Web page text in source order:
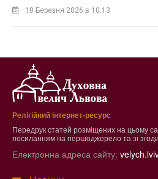
18 Березня 2026 в 10:13
Релігійний інтернет-ресурс
Передрук статей розміщених на цьому
посиланням на першоджерело та зі згоди
Електронна адреса сайту: